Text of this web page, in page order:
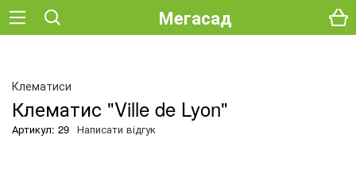
Мегасад
Клематиси
Клематис "Ville de Lyon"
Артикул: 29 Написати відгук